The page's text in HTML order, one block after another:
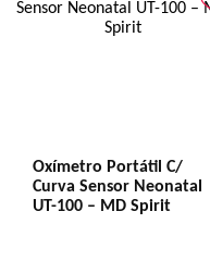
Oxímetro Portátil C/
Curva Sensor Neonatal
UT-100 – MD Spirit